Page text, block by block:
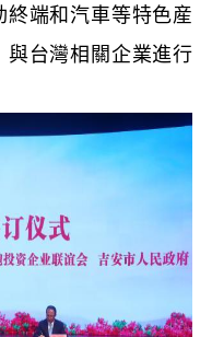
端和汽車等特色産
台灣相關企業進行